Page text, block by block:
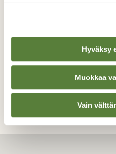
Hyväksy
Muokkaa
Vain
Valokuvaaja: Jaana
TAKAISIN